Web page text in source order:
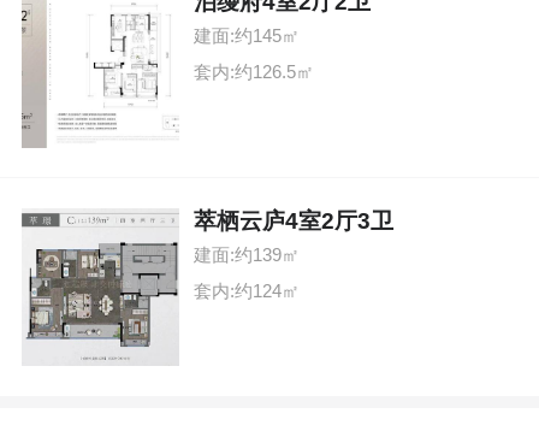
建面:约145㎡
套内:约126.5㎡
萃栖云庐4室2厅3卫
建面:约139㎡
套内:约124㎡